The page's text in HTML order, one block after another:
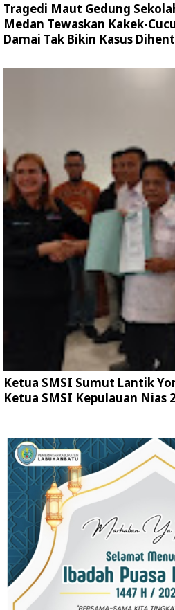
Tragedi Maut Gedung
Medan Tewaskan Kakek-
Damai Tak Bikin Kasus
Ketua SMSI Sumut Lantik
Ketua SMSI Kepulauan Nias